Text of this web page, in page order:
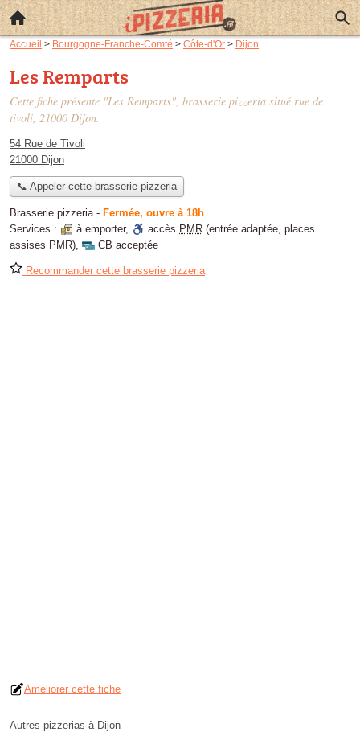
Accueil > Bourgogne-Franche-Comté > Côte-d'Or > Dijon
Les Remparts
Cette fiche présente "Les Remparts", brasserie pizzeria situé rue de
tivoli, 21000 Dijon.
54 Rue de Tivoli
21000 Dijon
📞 Appeler cette brasserie pizzeria
Brasserie pizzeria- Fermée, ouvre à 18h
Services :
à emporter, accès PMR (entrée adaptée, places
assises PMR), CB acceptée
Recommander cette brasserie pizzeria
Améliorer cette fiche
Autres pizzerias à Dijon